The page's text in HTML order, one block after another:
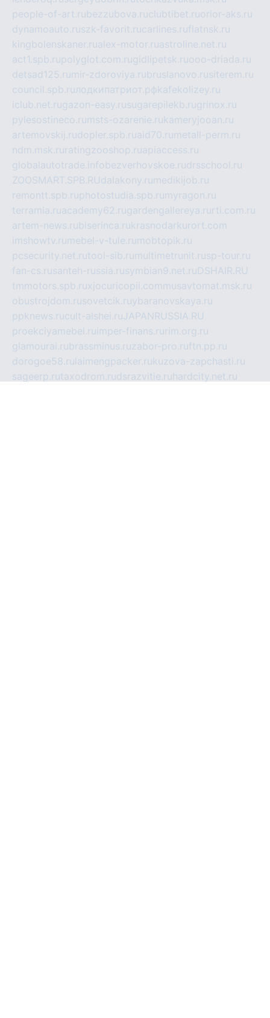
people-of-art.rubezzubova.ruclubtibet.ruorior-aks.ru
dynamoauto.ruszk-favorit.rucarlines.ruflatnsk.ru
kingbolenskaner.rualex-motor.ruastroline.net.ru
act1.spb.rupolyglot.com.rugidlipetsk.ruooo-driada.ru
detsad125.ru mir-zdoroviya.rubruslanovo.rusiterem.ru
council.spb.ruлодкипатриот.рфkafekolizey.ru
iclub.net.rugazon-easy.rusugarepilekb.rugrinox.ru
pylesostineco.ru msts-ozarenie.rukameryjooan.ru
artemovskij.rudopler.spb.ruaid70.ru metall-perm.ru
ndm.msk.ru ratingzooshop.ruapiaccess.ru
globalautotrade.info bezverhovskoe.rudrsschool.ru
ZOOSMART.SPB.RUdalakony.ru medikijob.ru
remontt.spb.ruphotostudia.spb.ru myragon.ru
terramia.ruacademy62.rugardengallereya.ru rti.com.ru
artem-news.rubiserinca.rukrasnodarkurort.com
imshowtv.ru mebel-v-tule.ru mobtopik.ru
pcsecurity.net.rutool-sib.ru multimetrunit.rusp-tour.ru
fan-cs.rusanteh-russia.rusymbian9.net.ruDSHAIR.RU
tmmotors.spb.ruxjocuricopii.com musavtomat.msk.ru
obustrojdom.rusovetcik.ruybaranovskaya.ru
ppknews.rucult-alshei.ruJAPANRUSSIA.RU
proekciyamebel.ru imper-finans.ru rim.org.ru
glamourai.rubrassminus.ruzabor-pro.ruftn.pp.ru
dorogoe58.ru laimengpacker.rukuzova-zapchasti.ru
sageerp.rutaxodrom.rudsrazvitie.ru hardcity.net.ru